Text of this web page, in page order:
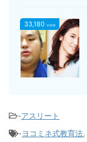
33,180 view
-アスリート
-ヨコミネ式教育法,